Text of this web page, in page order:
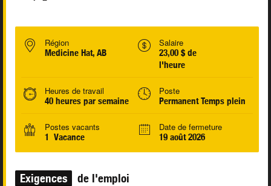
Région
Medicine Hat, AB
Salaire
23,00 $ de
l'heure
Heures de travail
40 heures par semaine
Poste
Permanent Temps plein
Postes vacants
1 Vacance
Date de fermeture
19 août 2026
Exigences de l'emploi